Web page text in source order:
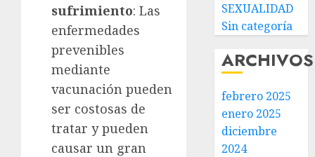
sufrimiento: Las
enfermedades
prevenibles
mediante
vacunación pueden
ser costosas de
tratar y pueden
causar un gran
SEXUALIDAD
Sin categoría
ARCHIVOS
febrero 2025
enero 2025
diciembre
2024